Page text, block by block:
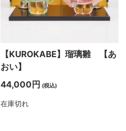
【KUROKABE】瑠璃雛 【あ
おい】
44,000円 (税込)
在庫切れ